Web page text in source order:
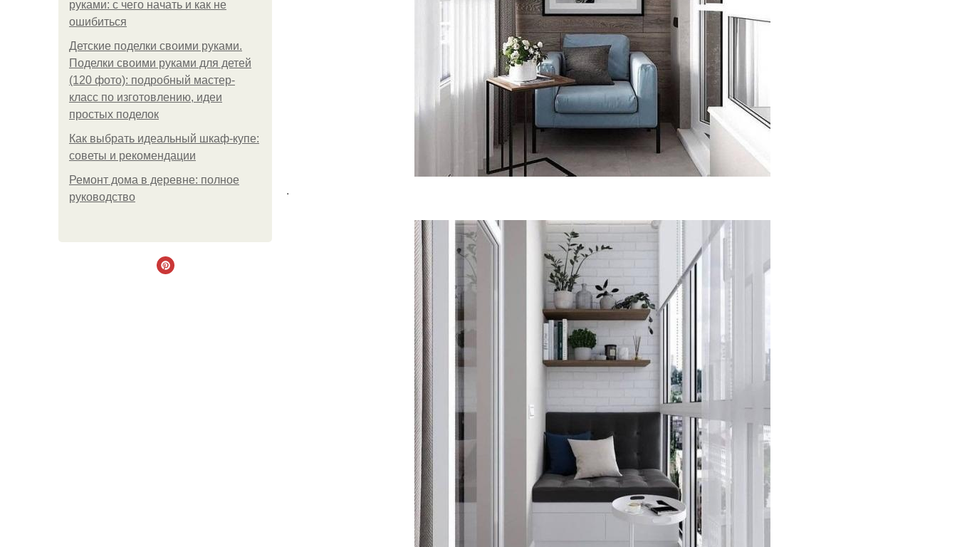
руками: с чего начать и как не
ошибиться
Детские поделки своими руками.
Поделки своими руками для детей
(120 фото): подробный мастер-
класс по изготовлению, идеи
простых поделок
Как выбрать идеальный шкаф-купе:
советы и рекомендации
Ремонт дома в деревне: полное
руководство
.